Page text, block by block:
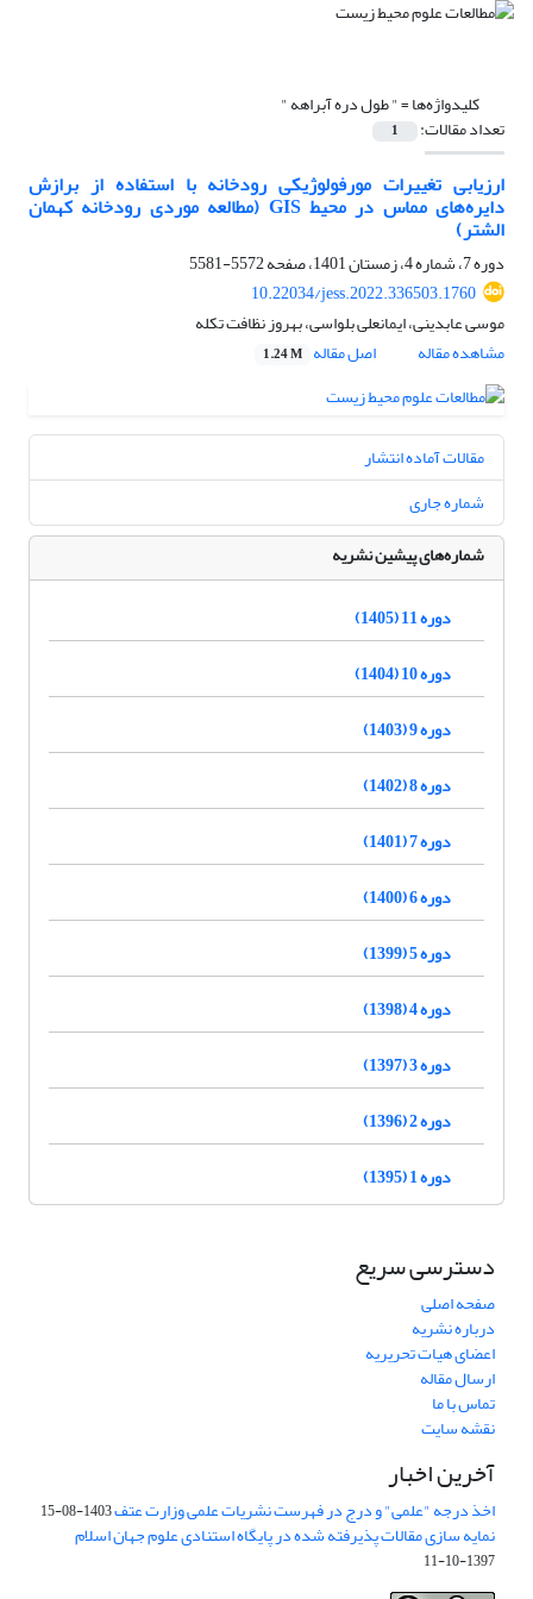
کلیدواژه‌ها =" طول دره آبراهه "
تعداد مقالات: 1
ارزیابی تغییرات مورفولوژیکی رودخانه با استفاده از برازش
دایره‌های مماس در محیط GIS (مطالعه موردی رودخانه کهمان
الشتر)
دوره 7، شماره 4، زمستان 1401، صفحه
5572-5581
10.22034/jess.2022.336503.1760
موسی عابدینی، ایمانعلی بلواسی، بهروز نظافت تکله
مشاهده مقاله
اصل مقاله 1.24 M
مقالات آماده انتشار
شماره جاری
شماره‌های پیشین نشریه
دوره 11 (1405)
دوره 10 (1404)
دوره 9 (1403)
دوره 8 (1402)
دوره 7 (1401)
دوره 6 (1400)
دوره 5 (1399)
دوره 4 (1398)
دوره 3 (1397)
دوره 2 (1396)
دوره 1 (1395)
دسترسی سریع
صفحه اصلی
درباره نشریه
اعضای هیات تحریریه
ارسال مقاله
تماس با ما
نقشه سایت
آخرین اخبار
اخذ درجه "علمی" و درج در فهرست نشریات علمی وزارت عتف1403-08-15
نمایه سازی مقالات پذیرفته شده در پایگاه استنادی علوم جهان اسلام
1397-10-11